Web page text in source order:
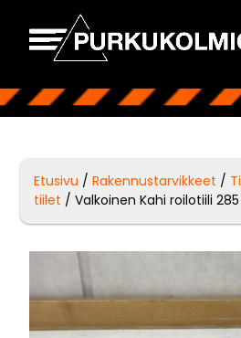
Etusivu /Rakennustarvikkeet /
tiilet / Valkoinen Kahi roilotiili